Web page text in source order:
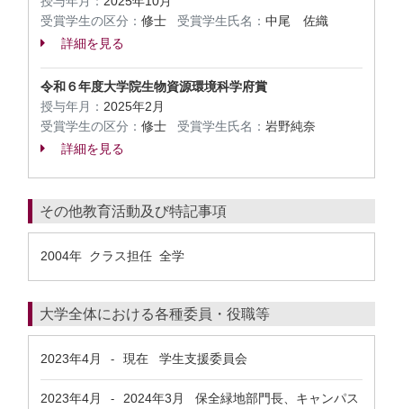
受賞学生の区分： 修士 受賞学生氏名： 中尾 佐織
詳細を見る
令和６年度大学院生物資源環境科学府賞
授与年月： 2025年2月
受賞学生の区分： 修士 受賞学生氏名： 岩野純奈
詳細を見る
その他教育活動及び特記事項
2004年 クラス担任 全学
大学全体における各種委員・役職等
2023年4月 - 現在 学生支援委員会
2023年4月 - 2024年3月
保全緑地部門長、キャンパス